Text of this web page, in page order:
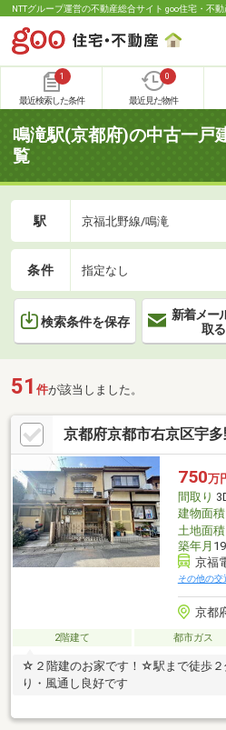
NTTグループ運営の不動産総合サイト goo住宅・不動
1
最近検索した条件
0
最近見た物件
鳴滝駅(京都府)の中古一戸
覧
駅 京福北野線/鳴滝
条件 指定なし
検索条件を保存
新着メー
取る
51 件が該当しました。
京都府京都市右京区宇
750万
間取り
建物面積
土地面積
築年月
京福
その他の交
京都
2階建て 都市ガス
☆２階建のお家です！☆駅まで徒歩
り・風通し良好です